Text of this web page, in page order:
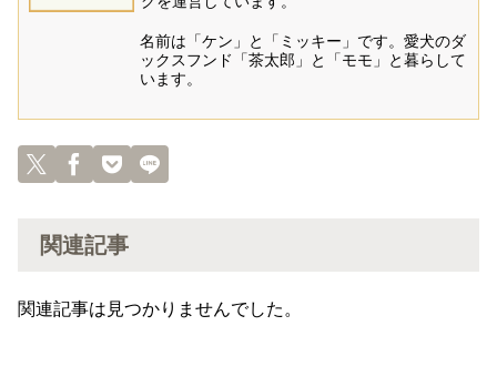
名前は「ケン」と「ミッキー」です。愛犬のダ
ックスフンド「茶太郎」と「モモ」と暮らして
います。
関連記事
関連記事は見つかりませんでした。